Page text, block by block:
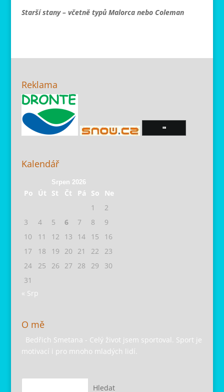
Starší stany – včetně typů Malorca nebo Coleman
Reklama
Kalendář
Srpen 2026
Po Út St Čt Pá So
Ne
1
2
3
4 5 6 7 8
9
10
11 12 13 14 15
16
17
18 19 20 21 22
23
24
25 26 27 28 29
30
31
« Srp
O mě
Bedřich Smetana - Celý život jsem sportoval. Sport je
motivací i pro mnoho mladých lidí.